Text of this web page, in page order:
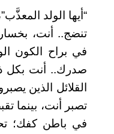
“أيها الولد
تنضج.. أنت،
في براح الكون
صدرك.. أنت بكل
القلائل الذين
تصبر أنت، بينما
في باطن كفك؛